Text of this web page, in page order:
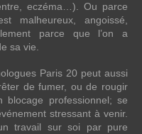
eczéma…). Ou parce
malheureux, angoissé,
parce que l’on a
sa vie.
Paris 20 peut aussi
de fumer, ou de rougir
professionnel; se
stressant à venir.
travail sur soi par pure